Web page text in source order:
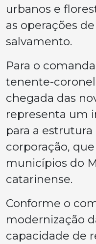
urbanos e
as operações
salvamento.
Para o
tenente-
chegada das
representa um
para a
corporação,
municípios do
catarinense.
Conforme o
modernização
capacidade de